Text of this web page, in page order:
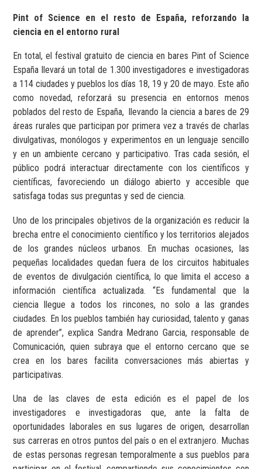
Pint of Science en el resto de España, reforzando la
ciencia en el entorno rural
En total, el festival gratuito de ciencia en bares Pint of Science
España llevará un total de 1.300 investigadores e investigadoras
a 114 ciudades y pueblos los días 18, 19 y 20 de mayo. Este año
como novedad, reforzará su presencia en entornos menos
poblados del resto de España, llevando la ciencia a bares de 29
áreas rurales que participan por primera vez a través de charlas
divulgativas, monólogos y experimentos en un lenguaje sencillo
y en un ambiente cercano y participativo. Tras cada sesión, el
público podrá interactuar directamente con los científicos y
científicas, favoreciendo un diálogo abierto y accesible que
satisfaga todas sus preguntas y sed de ciencia.
Uno de los principales objetivos de la organización es reducir la
brecha entre el conocimiento científico y los territorios alejados
de los grandes núcleos urbanos. En muchas ocasiones, las
pequeñas localidades quedan fuera de los circuitos habituales
de eventos de divulgación científica, lo que limita el acceso a
información científica actualizada. “Es fundamental que la
ciencia llegue a todos los rincones, no solo a las grandes
ciudades. En los pueblos también hay curiosidad, talento y ganas
de aprender”, explica Sandra Medrano Garcia, responsable de
Comunicación, quien subraya que el entorno cercano que se
crea en los bares facilita conversaciones más abiertas y
participativas.
Una de las claves de esta edición es el papel de los
investigadores e investigadoras que, ante la falta de
oportunidades laborales en sus lugares de origen, desarrollan
sus carreras en otros puntos del país o en el extranjero. Muchas
de estas personas regresan temporalmente a sus pueblos para